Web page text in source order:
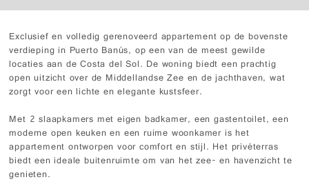
Exclusief en volledig gerenoveerd appartement op de bovenste
verdieping in Puerto Banús, op een van de meest gewilde
locaties aan de Costa del Sol. De woning biedt een prachtig
open uitzicht over de Middellandse Zee en de jachthaven, wat
zorgt voor een lichte en elegante kustsfeer.
Met 2 slaapkamers met eigen badkamer, een gastentoilet, een
moderne open keuken en een ruime woonkamer is het
appartement ontworpen voor comfort en stijl. Het privéterras
biedt een ideale buitenruimte om van het zee- en havenzicht te
genieten.